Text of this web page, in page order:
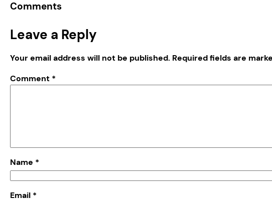
Comments
Leave a Reply
Your email address will not be published. Required fields are
Comment *
Name *
Email *